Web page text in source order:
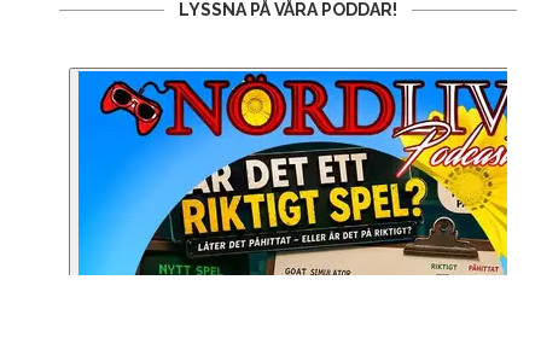
LYSSNA PÅ VÅRA PODDAR!